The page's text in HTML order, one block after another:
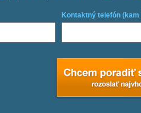
Kontaktný telefón